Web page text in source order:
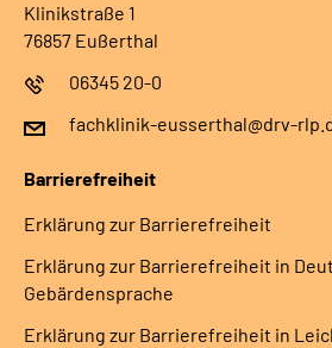
Klinikstraße 1
76857 Eußerthal
06345 20-0
fachklinik-eusserthal@drv-
Barrierefreiheit
Erklärung zur Barrierefreiheit
Erklärung zur Barrierefreiheit in
Gebärdensprache
Erklärung zur Barrierefreiheit in